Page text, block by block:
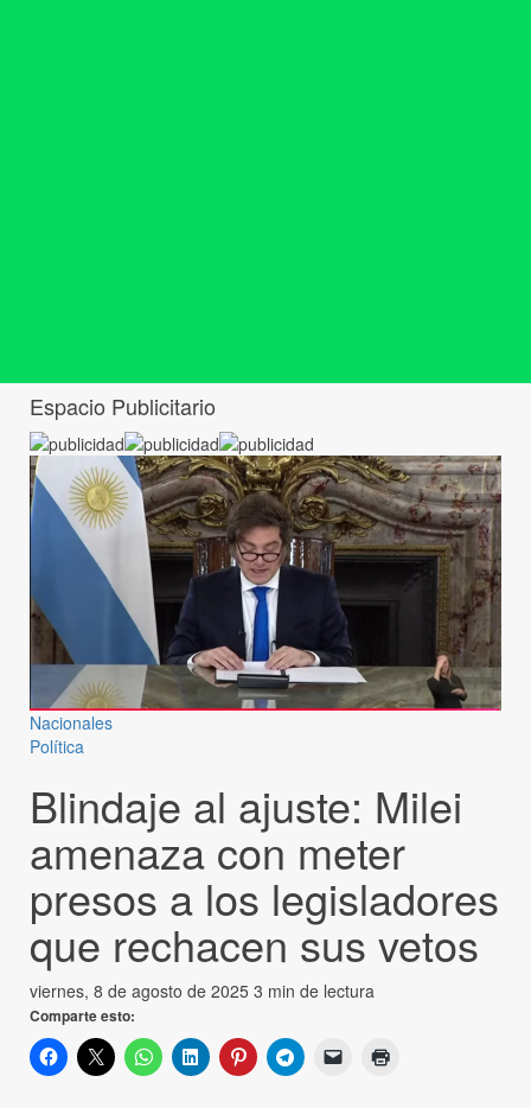
Espacio Publicitario
Nacionales
Política
Blindaje al ajuste: Milei
amenaza con meter
presos a los legisladores
que rechacen sus vetos
viernes, 8 de agosto de 2025 3 min de lectura
Comparte esto: